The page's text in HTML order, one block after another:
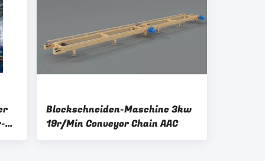
Blockschneiden-Maschine 3kw
19r/Min Conveyor Chain AAC